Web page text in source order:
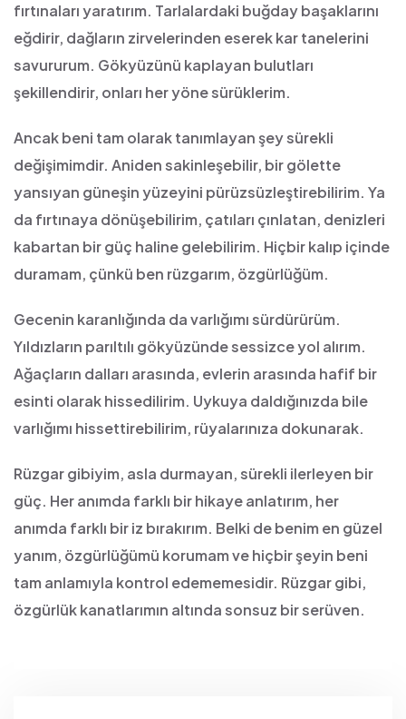
fırtınaları yaratırım. Tarlalardaki buğday başaklarını
eğdirir, dağların zirvelerinden eserek kar tanelerini
savururum. Gökyüzünü kaplayan bulutları
şekillendirir, onları her yöne sürüklerim.
Ancak beni tam olarak tanımlayan şey sürekli
değişimimdir. Aniden sakinleşebilir, bir gölette
yansıyan güneşin yüzeyini pürüzsüzleştirebilirim. Ya
da fırtınaya dönüşebilirim, çatıları çınlatan, denizleri
kabartan bir güç haline gelebilirim. Hiçbir kalıp içinde
duramam, çünkü ben rüzgarım, özgürlüğüm.
Gecenin karanlığında da varlığımı sürdürürüm.
Yıldızların parıltılı gökyüzünde sessizce yol alırım.
Ağaçların dalları arasında, evlerin arasında hafif bir
esinti olarak hissedilirim. Uykuya daldığınızda bile
varlığımı hissettirebilirim, rüyalarınıza dokunarak.
Rüzgar gibiyim, asla durmayan, sürekli ilerleyen bir
güç. Her anımda farklı bir hikaye anlatırım, her
anımda farklı bir iz bırakırım. Belki de benim en güzel
yanım, özgürlüğümü korumam ve hiçbir şeyin beni
tam anlamıyla kontrol edememesidir. Rüzgar gibi,
özgürlük kanatlarımın altında sonsuz bir serüven.